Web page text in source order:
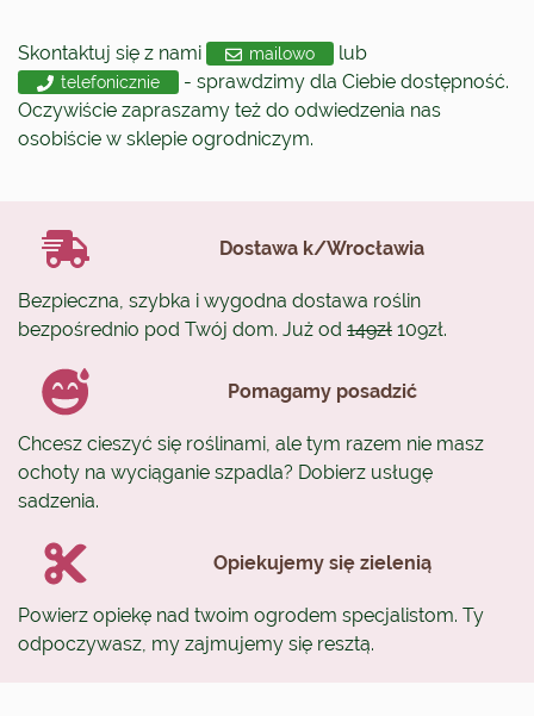
Skontaktuj się z nami mailowo lub
telefonicznie
- sprawdzimy dla Ciebie dostępność.
Oczywiście zapraszamy też do odwiedzenia nas
osobiście w sklepie ogrodniczym.
Dostawa k/Wrocławia
Bezpieczna, szybka i wygodna dostawa roślin
bezpośrednio pod Twój dom. Już od 149zł 109zł.
Pomagamy posadzić
Chcesz cieszyć się roślinami, ale tym razem nie masz
ochoty na wyciąganie szpadla? Dobierz usługę
sadzenia.
Opiekujemy się zielenią
Powierz opiekę nad twoim ogrodem specjalistom. Ty
odpoczywasz, my zajmujemy się resztą.